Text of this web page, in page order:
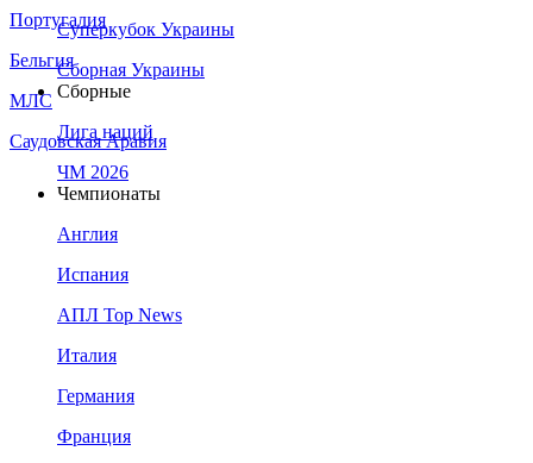
Португалия
Бельгия
МЛС
Саудовская Аравия
Суперкубок Украины
Сборная Украины
Сборные
Лига наций
ЧМ 2026
Чемпионаты
Англия
Испания
АПЛ Top News
Италия
Германия
Франция